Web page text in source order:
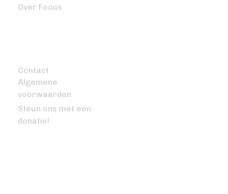
Over Focus
Contact
Algemene
voorwaarden
Steun ons met een
donatie!